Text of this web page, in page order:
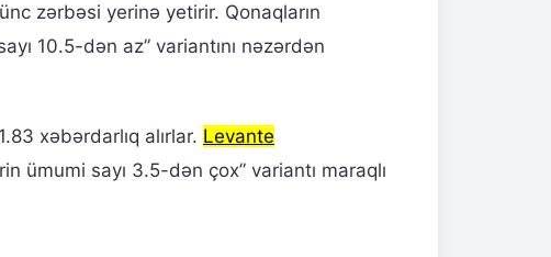
zərbəsi yerinə yetirir. Qonaqların
10.5-dən az” variantını nəzərdən
xəbərdarlıq alırlar. Levante
ümumi sayı 3.5-dən çox” variantı maraqlı